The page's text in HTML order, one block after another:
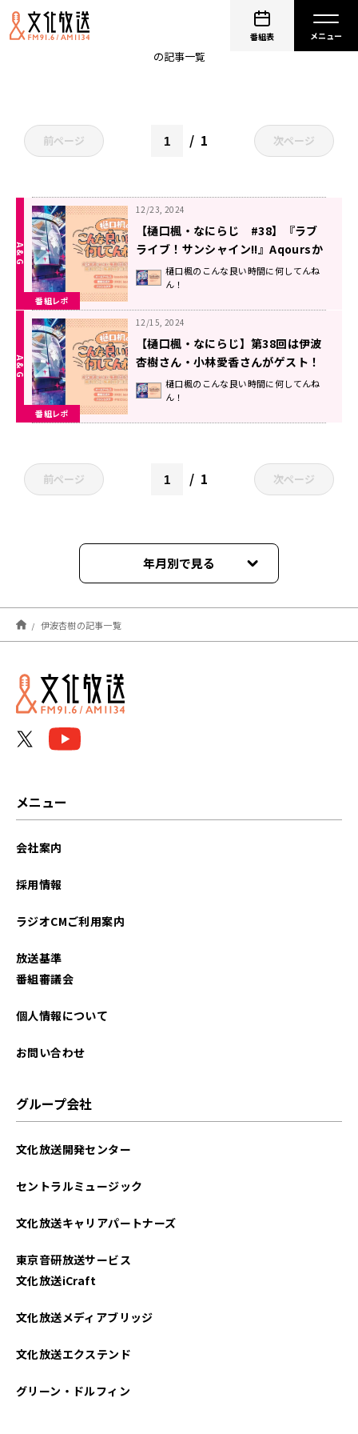
番組表
の記事一覧
前ページ 1 次ページ
番組レポ
12/23, 2024
【樋口楓・なにらじ #38】『ラブ
ライブ！サンシャイン!!』Aqoursか
ら伊波杏樹さん・小林愛香さんがゲ
ストでした！
樋口楓のこんな良い時間に何してんね
ん！
番組レポ
12/15, 2024
【樋口楓・なにらじ】第38回は伊波
杏樹さん・小林愛香さんがゲスト！
放送時間変更あり
樋口楓のこんな良い時間に何してんね
ん！
前ページ 1 次ページ
年月別で見る
2025年11月
2025年10月
2024年12月
2022年09月
伊波杏樹の記事一覧
メニュー
会社案内
採用情報
ラジオCMご利用案内
放送基準
番組審議会
個人情報について
お問い合わせ
グループ会社
文化放送開発センター
セントラルミュージック
文化放送キャリアパートナーズ
東京音研放送サービス
文化放送iCraft
文化放送メディアブリッジ
文化放送エクステンド
グリーン・ドルフィン